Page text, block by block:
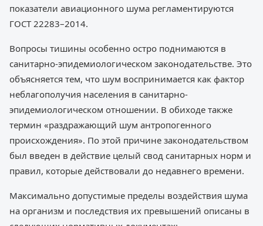
показатели авиационного шума регламентируются
ГОСТ 22283–2014.
Вопросы тишины особенно остро поднимаются в
санитарно-эпидемиологическом законодательстве. Это
объясняется тем, что шум воспринимается как фактор
неблагополучия населения в санитарно-
эпидемиологическом отношении. В обиходе также
термин «раздражающий шум антропогенного
происхождения». По этой причине законодательством
был введен в действие целый свод санитарных норм и
правил, которые действовали до недавнего времени.
Максимально допустимые пределы воздействия шума
на организм и последствия их превышений описаны в